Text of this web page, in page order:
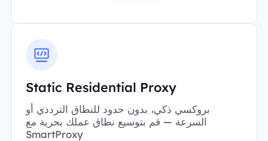
Static Residential Proxy
بروكسي ذكي، بدون حدود للنطاق الترددي أو
السرعة — قم بتوسيع نطاق عملك بحرية مع
SmartProxy